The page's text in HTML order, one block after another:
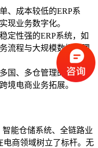
、成本较低的ERP系
现业务数字化。
定性强的ERP系统，如
流程与大规模数据处理
国、多仓管理的ERP系
境电商业务拓展。
能仓储系统、全链路业
电商领域树立了标杆。无